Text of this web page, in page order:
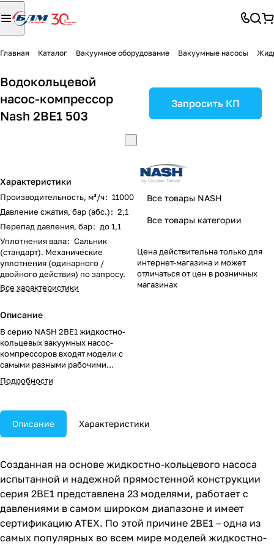
Главная Каталог Вакуумное оборудование Вакуумные насосы
Водокольцевой
насос-компрессор
Nash 2BE1 503
Характеристики
Производительность, м³/ч: 11000
Давление сжатия, бар (абс.): 2,1
Перепад давления, бар: до 1,1
Уплотнения вала: Сальник
(стандарт). Механические
уплотнения (одинарного /
двойного действия) по запросу.
Все характеристики
Описание
В серию NASH 2BE1 жидкостно-
кольцевых вакуумных насос-
компрессоров входят модели с
самыми разными рабочими
характеристиками объема впуска,
вакуума и давления.
Подробности
Запросить КП
Все товары NASH
Все товары категории
Цена действительна только для
интернет-магазина и может
отличаться от цен в розничных
магазинах
Описание Характеристики
Созданная на основе жидкостно-кольцевого насоса
испытанной и надежной прямостенной конструкции
серия 2BE1 представлена 23 моделями, работает с
давлениями в самом широком диапазоне и имеет
сертификацию ATEX. По этой причине 2BE1 – одна из
самых популярных во всем мире моделей жидкостно-